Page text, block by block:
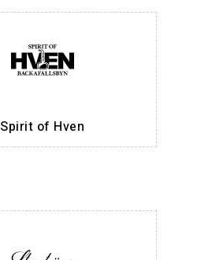
Spirit of Hven